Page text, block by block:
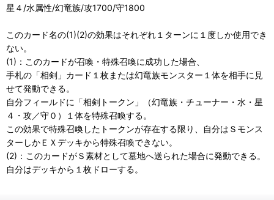
星４/水属性/幻竜族/攻1700/守1800
このカード名の(1)(2)の効果はそれぞれ１ターンに１度しか使用でき
ない。
(1)：このカードが召喚・特殊召喚に成功した場合、
手札の「相剣」カード１枚または幻竜族モンスター１体を相手に見
せて発動できる。
自分フィールドに「相剣トークン」（幻竜族・チューナー・水・星
４・攻／守０）１体を特殊召喚する。
この効果で特殊召喚したトークンが存在する限り、自分はＳモンス
ターしかＥＸデッキから特殊召喚できない。
(2)：このカードがＳ素材として墓地へ送られた場合に発動できる。
自分はデッキから１枚ドローする。